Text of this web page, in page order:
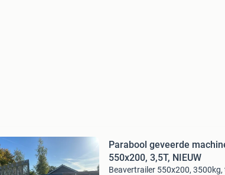
Parabool geveerde
550x200, 3,5T, NIEUW
Beavertrailer 550x200, 3500kg,